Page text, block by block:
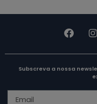
Subscreva a nossa